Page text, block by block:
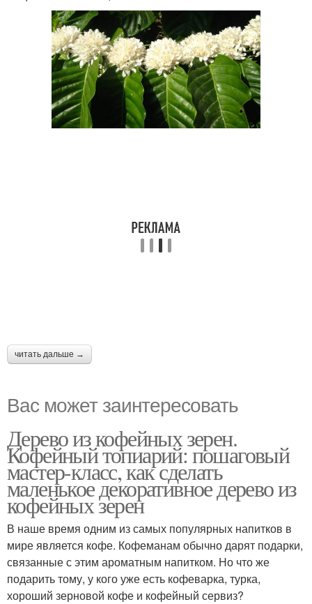
читать дальше →
Вас может заинтересовать
Дерево из кофейных зерен.
Кофейный топиарий: пошаговый
мастер-класс, как сделать
маленькое декоративное дерево из
кофейных зерен
В наше время одним из самых популярных напитков в
мире является кофе. Кофеманам обычно дарят подарки,
связанные с этим ароматным напитком. Но что же
подарить тому, у кого уже есть кофеварка, турка,
хороший зерновой кофе и кофейный сервиз?